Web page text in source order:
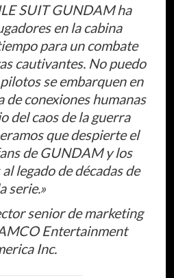
SUIT GUNDAMha
en la cabina
para un combate
cautivantes. No puedo
se embarquen en
de conexiones humanas
del caos de la guerra
que despierte el
de GUNDAM y los
legado de décadas de
serie.»
senior de marketing
Entertainment
Inc.